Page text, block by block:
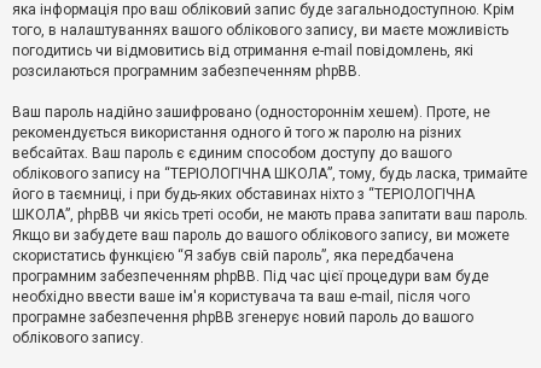
Д
о
м
о
г
яка інформація про ваш обліковий запис буде загальнодоступною. Крім
того, в налаштуваннях вашого облікового запису, ви маєте можливість
погодитись чи відмовитись від отримання e-mail повідомлень, які
розсилаються програмним забезпеченням phpBB.
Ваш пароль надійно зашифровано (одностороннім хешем). Проте, не
рекомендується використання одного й того ж паролю на різних
вебсайтах. Ваш пароль є єдиним способом доступу до вашого
облікового запису на “ТЕРІОЛОГІЧНА ШКОЛА”, тому, будь ласка, тримайте
його в таємниці, і при будь-яких обставинах ніхто з “ТЕРІОЛОГІЧНА
ШКОЛА”, phpBB чи якісь треті особи, не мають права запитати ваш пароль.
Якщо ви забудете ваш пароль до вашого облікового запису, ви можете
скористатись функцією “Я забув свій пароль”, яка передбачена
програмним забезпеченням phpBB. Під час цієї процедури вам буде
необхідно ввести ваше ім'я користувача та ваш e-mail, після чого
програмне забезпечення phpBB згенерує новий пароль до вашого
облікового запису.